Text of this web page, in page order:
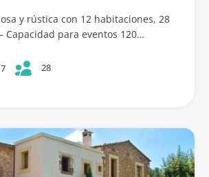
y rústica con 12 habitaciones, 28
Capacidad para eventos 120…
7 28